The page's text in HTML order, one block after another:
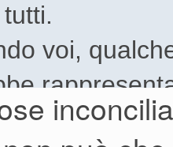
voi,
c'è mai